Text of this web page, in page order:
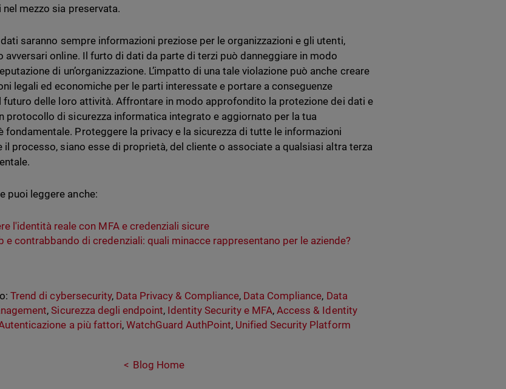
mezzo sia preservata.
saranno sempre informazioni preziose per le organizzazioni e gli utenti,
avversari online. Il furto di dati da parte di terzi può danneggiare in modo
di un’organizzazione. L’impatto di una tale violazione può anche creare
legali ed economiche per le parti interessate e portare a conseguenze
futuro delle loro attività. Affrontare in modo approfondito la protezione dei dati e
protocollo di sicurezza informatica integrato e aggiornato per la tua
fondamentale. Proteggere la privacy e la sicurezza di tutte le informazioni
il processo, siano esse di proprietà, del cliente o associate a qualsiasi altra terza
puoi leggere anche:
l'identità reale con MFA e credenziali sicure
e contrabbando di credenziali: quali minacce rappresentano per le aziende?
Trend di cybersecurity, Data Privacy & Compliance, Data Compliance, Data
,Sicurezza degli endpoint, Identity Security e MFA,Access & Identity
a più fattori, WatchGuard AuthPoint, Unified Security Platform
Blog Home